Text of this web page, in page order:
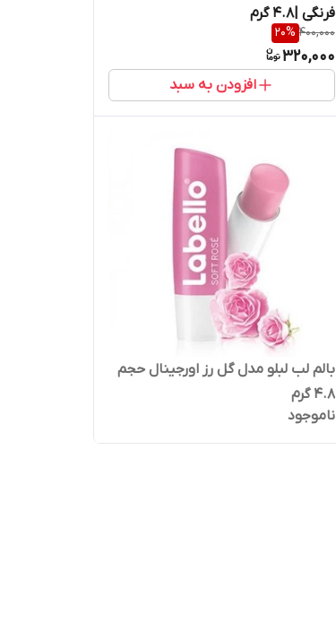
فرنگی |4.8 گرم
400,000
20%
320,000
افزودن به سبد
بالم لب لبلو مدل گل رز اورجینال حجم
۴.۸ گرم
ناموجود